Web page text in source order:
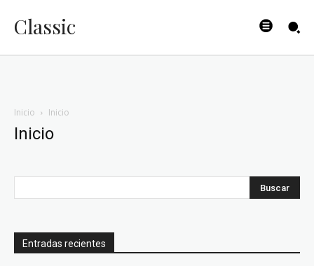
Classic
Inicio Inicio
Inicio
Entradas recientes